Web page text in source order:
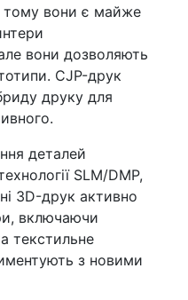
тому вони є майже
вони дозволяють
CJP-друк
друку для
деталей
SLM/DMP,
3D-друк активно
включаючи
текстильне
з новими